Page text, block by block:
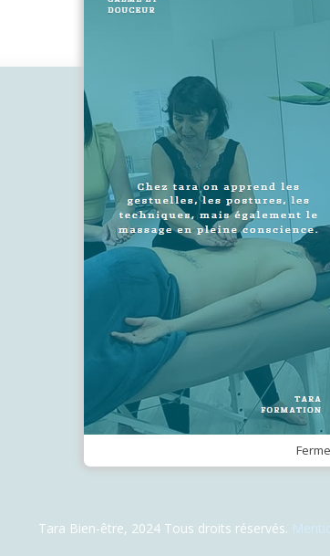
2
SUIVEZ-NOUS !
Recevez notre
Je m'inscris
Tara Bien-être, 2024 Tous droits réservés.